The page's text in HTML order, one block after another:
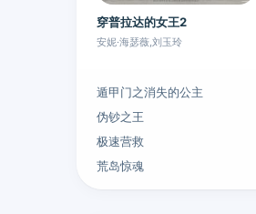
穿普拉达的女王2
安妮·海瑟薇,刘玉玲
遁甲门之消失的公主
伪钞之王
极速营救
荒岛惊魂